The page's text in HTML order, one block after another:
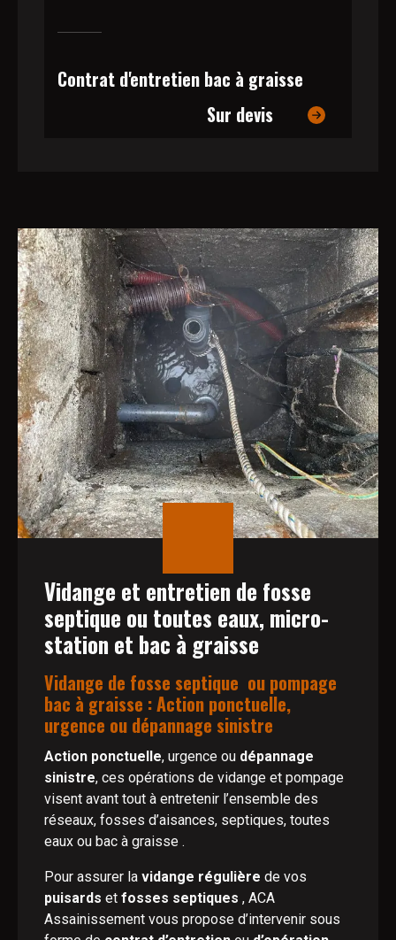
Contrat d'entretien bac à graisse
Sur devis
Vidange et entretien de fosse
septique ou toutes eaux, micro-
station et bac à graisse
Vidange de fosse septique ou pompage
bac à graisse : Action ponctuelle,
urgence ou dépannage sinistre
Action ponctuelle, urgence ou dépannage
sinistre, ces opérations de vidange et pompage
visent avant tout à entretenir l’ensemble des
réseaux, fosses d’aisances, septiques, toutes
eaux ou bac à graisse .
Pour assurer la vidange régulière de vos
puisards et fosses septiques , ACA
Assainissement vous propose d’intervenir sous